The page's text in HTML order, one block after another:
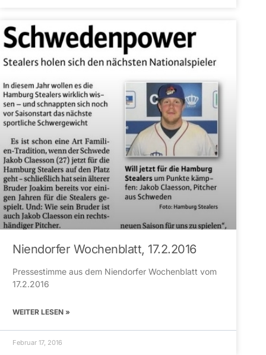
Niendorfer Wochenblatt, 17.2.2016
Pressestimme aus dem Niendorfer Wochenblatt vom
17.2.2016
WEITER LESEN »
Februar 17, 2016